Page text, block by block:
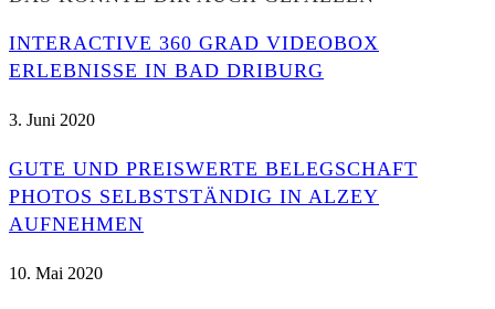
INTERACTIVE 360 GRAD VIDEOBOX
ERLEBNISSE IN BAD DRIBURG
3. Juni 2020
GUTE UND PREISWERTE BELEGSCHAFT
PHOTOS SELBSTSTÄNDIG IN ALZEY
AUFNEHMEN
10. Mai 2020